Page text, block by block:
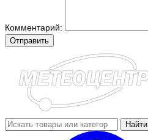
Комментарий:
Отправить
Найти